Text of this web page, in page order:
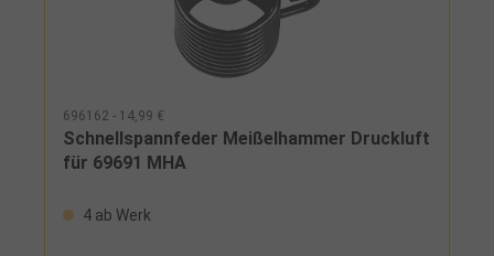
696162 - 14,99 €
Schnellspannfeder Meißelhammer Druckluft
für 69691 MHA
4 ab Werk